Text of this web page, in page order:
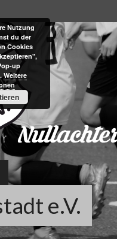
e.V.
Nutzung
du der
Cookies
up
Weitere